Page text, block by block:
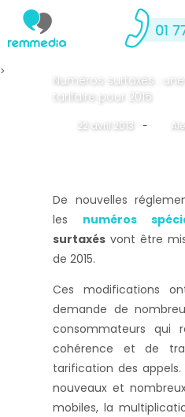
>
Numéros surtaxés :
tarifaire pour 2015
22 avril 2013 -
De nouvelles
les numéros
surtaxés vont être
de 2015.
Ces modifications
demande de
consommateurs qui
cohérence et de
tarification des appels.
nouveaux et
mobiles, la